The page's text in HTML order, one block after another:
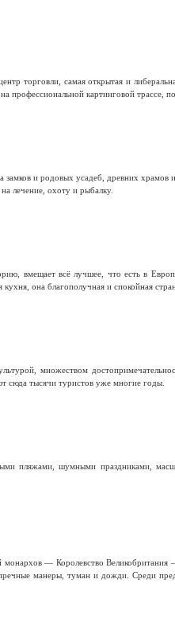
торговли, самая открытая и
профессиональной картинговой трассе,
и родовых усадеб, древних
лечение, охоту и рыбалку.
вмещает всё лучшее, что есть в
она благополучная и спокойная
множеством
сюда тысячи туристов уже многие годы.
пляжами, шумными праздниками,
монархов — Королевство
манеры, туман и дожди. Среди